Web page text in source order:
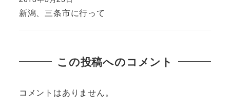
新潟、三条市に行って
この投稿へのコメント
コメントはありません。